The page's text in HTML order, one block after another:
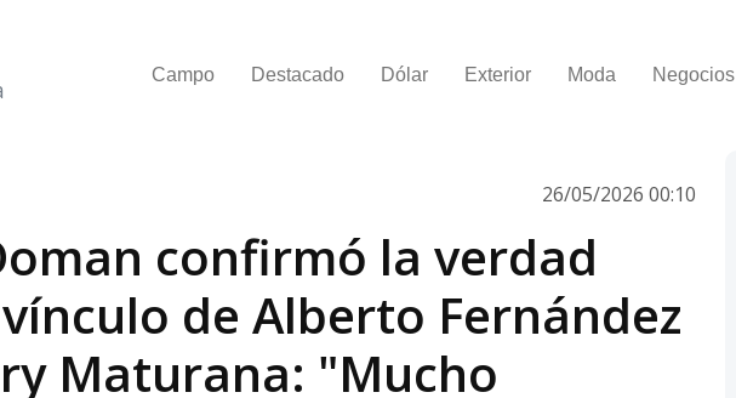
Campo Destacado Dólar Exterior Moda Negocios
26/05/2026 00:10
confirmó la verdad
de Alberto Fernández
Maturana: "Mucho